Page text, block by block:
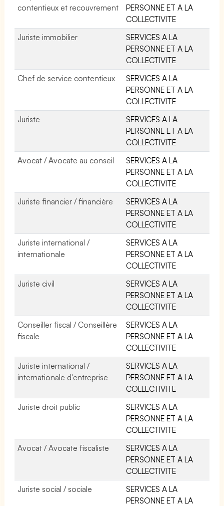
contentieux et recouvrement
PERSONNE ET A LA
COLLECTIVITE
Juriste immobilier
SERVICES A LA
PERSONNE ET A LA
COLLECTIVITE
Chef de service contentieux
SERVICES A LA
PERSONNE ET A LA
COLLECTIVITE
Juriste
SERVICES A LA
PERSONNE ET A LA
COLLECTIVITE
Avocat / Avocate au conseil
SERVICES A LA
PERSONNE ET A LA
COLLECTIVITE
Juriste financier / financière
SERVICES A LA
PERSONNE ET A LA
COLLECTIVITE
Juriste international /
internationale
SERVICES A LA
PERSONNE ET A LA
COLLECTIVITE
Juriste civil
SERVICES A LA
PERSONNE ET A LA
COLLECTIVITE
Conseiller fiscal / Conseillère
fiscale
SERVICES A LA
PERSONNE ET A LA
COLLECTIVITE
Juriste international /
internationale d'entreprise
SERVICES A LA
PERSONNE ET A LA
COLLECTIVITE
Juriste droit public
SERVICES A LA
PERSONNE ET A LA
COLLECTIVITE
Avocat / Avocate fiscaliste
SERVICES A LA
PERSONNE ET A LA
COLLECTIVITE
Juriste social / sociale
SERVICES A LA
PERSONNE ET A LA